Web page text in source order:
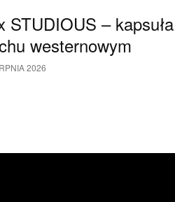
STUDIOUS –
westernowym
2026